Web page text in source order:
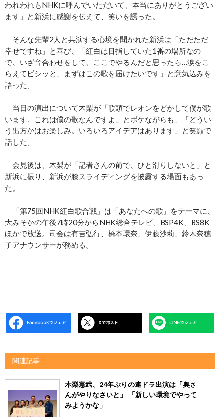
われわれもNHKに呼んでいただいて、本当にありがとうござい
ます」と新浜に感謝を伝えて、笑いを誘った。
そんな先輩2人と共演する心境を聞かれた新浜は「ただただ
幸せですね」と喜び、「紅白は目指していた1番の場所なの
で、いざ音合わせをして、ここでやるんだと思ったら…涙をこ
らえてビシッと、まずはこの歌を届けたいです」と意気込みを
語った。
当日の演出について木梨が「歌頭でレオンをどかして僕が歌
います。これは僕の歌なんですよ」とボケながらも、「どうい
う出方かはお楽しみ。いろいろアイデアはあります」と笑顔で
話した。
会見後は、木梨が「記者さんの前で、ひと滑りしないと」と
新浜に振り、新浜が膝スライディングを披露する場面もあっ
た。
「第75回NHK紅白歌合戦」は「あなたへの歌」をテーマに、
大みそかの午後7時20分からNHK総合テレビ、BSP4K、BS8K
ほかで放送。司会は有吉弘行、橋本環奈、伊藤沙莉、鈴木奈穂
子アナウンサーが務める。
関連記事
木梨憲武、24年ぶりの連ドラ出演は「奥さ
んがやりなさいと」 「新しい環境でやって
みようかな」